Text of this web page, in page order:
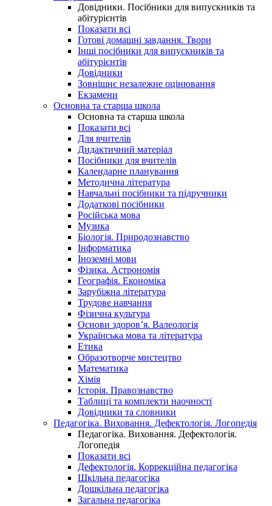
Довідники. Посібники для випускників та
абітурієнтів
Показати всі
Готові домашні завдання. Твори
Інші посібники для випускників та
абітурієнтів
Довідники
Зовнішнє незалежне оцінювання
Екзамени
Основна та старша школа
Основна та старша школа
Показати всі
Для вчителів
Дидактичний матеріал
Посібники для вчителів
Календарне планування
Методична література
Навчальні посібники та підручники
Додаткові посібники
Російська мова
Музика
Біологія. Природознавство
Інформатика
Іноземні мови
Фізика. Астрономія
Географія. Економіка
Зарубіжна література
Трудове навчання
Фізична культура
Основи здоров’я. Валеологія
Українська мова та література
Етика
Образотворче мистецтво
Математика
Хімія
Історія. Правознавство
Таблиці та комплекти наочності
Довідники та словники
Педагогіка. Виховання. Дефектологія. Логопедія
Педагогіка. Виховання. Дефектологія.
Логопедія
Показати всі
Дефектологія. Коррекційна педагогіка
Шкільна педагогіка
Дошкільна педагогіка
Загальна педагогіка